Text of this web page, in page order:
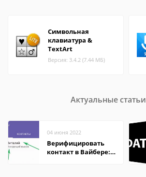
Символьная
клавиатура &
TextArt
Версия: 3.4.2 (7.44 МБ)
Актуальные статьи
04 июня 2022
Верифицировать
контакт в Вайбере: